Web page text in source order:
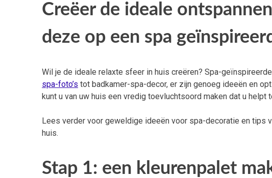
Creëer de ideale
deze op een spa
Wil je de ideale relaxte sfeer in huis creëren? Spa-
spa-foto’s tot badkamer-spa-decor, er zijn genoeg ideeën en
kunt u van uw huis een vredig toevluchtsoord maken dat u helpt
Lees verder voor geweldige ideeën voor spa-decoratie en tips
huis.
Stap 1: een kleurenpalet